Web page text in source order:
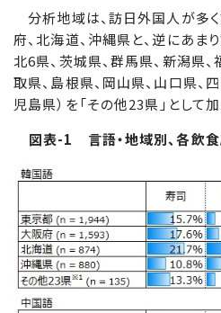
分析地域は、訪日外国人が多
府、北海道、沖縄県と、逆にあま
北6県、茨城県、群馬県、新潟県
取県、島根県、岡山県、山口県、
児島県）を「その他23県」として
図表-1 言語・地域別、各飲